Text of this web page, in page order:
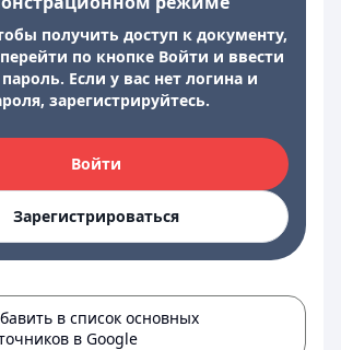
получить доступ к документу,
по кнопке Войти и ввести
Если у вас нет логина и
зарегистрируйтесь.
Войти
Зарегистрироваться
в список основных
в Google